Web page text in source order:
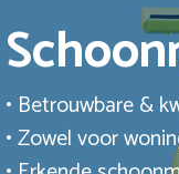
• Betrouwbare &
• Zowel voor